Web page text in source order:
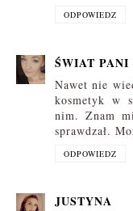
ODPOWIEDZ
ŚWIAT
Nawet nie
kosmetyk w
nim. Znam
sprawdzał.
ODPOWIEDZ
JUSTYNA